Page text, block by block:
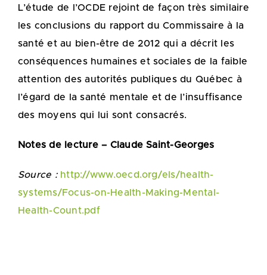
L’étude de l’OCDE rejoint de façon très similaire
les conclusions du rapport du Commissaire à la
santé et au bien-être de 2012 qui a décrit les
conséquences humaines et sociales de la faible
attention des autorités publiques du Québec à
l’égard de la santé mentale et de l’insuffisance
des moyens qui lui sont consacrés.
Notes de lecture – Claude Saint-Georges
Source : http://www.oecd.org/els/health-
systems/Focus-on-Health-Making-Mental-
Health-Count.pdf